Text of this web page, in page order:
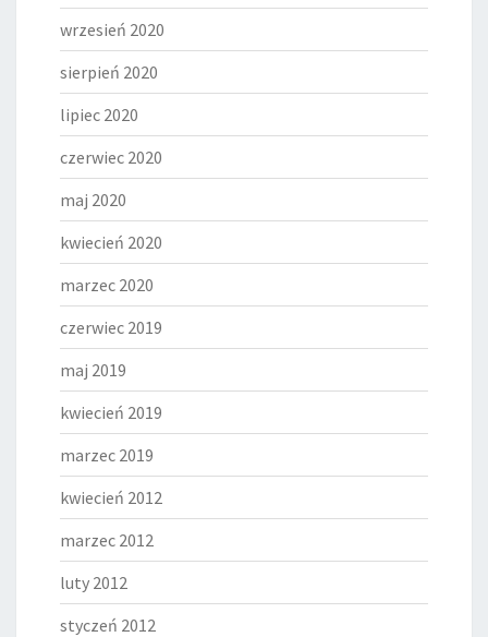
wrzesień 2020
sierpień 2020
lipiec 2020
czerwiec 2020
maj 2020
kwiecień 2020
marzec 2020
czerwiec 2019
maj 2019
kwiecień 2019
marzec 2019
kwiecień 2012
marzec 2012
luty 2012
styczeń 2012